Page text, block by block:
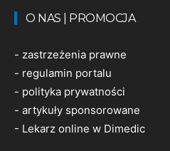
O NAS | PROMOCJA
- zastrzeżenia prawne
- regulamin portalu
- polityka prywatności
- artykuły sponsorowane
- Lekarz online w Dimedic